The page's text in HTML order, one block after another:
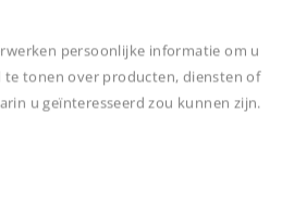
persoonlijke informatie om u
te tonen over producten, diensten of
u geïnteresseerd zou kunnen zijn.